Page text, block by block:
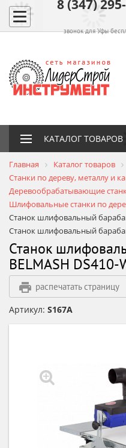
8 (347)
звонок для Уфы
КАТАЛОГ ТОВАРОВ
Главная
Каталог товаров
Станки по дереву, металлу и
Деревообрабатывающие
Шлифовальные станки по
Станок шлифовальный
Станок шлифовальный
Станок
BELMASH
распечатать страницу
Артикул: S167A